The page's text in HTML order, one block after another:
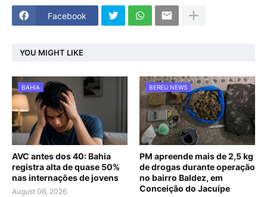
Facebook
YOU MIGHT LIKE
BAHIA
AVC antes dos 40: Bahia
registra alta de quase 50%
nas internações de jovens
August 06, 2026
BEREU NEWS
PM apreende mais de 2,5 kg
de drogas durante operação
no bairro Baldez, em
Conceição do Jacuípe